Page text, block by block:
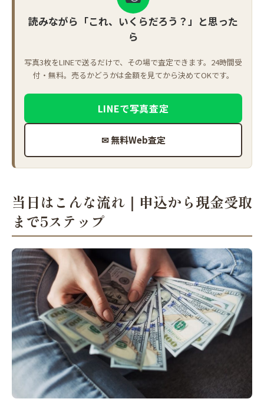
読みながら「これ、いくらだろう？」と思った
ら
写真3枚をLINEで送るだけで、その場で査定できます。24時間受
付・無料。売るかどうかは金額を見てから決めてOKです。
LINEで写真査定
✉ 無料Web査定
当日はこんな流れ｜申込から現金受取
まで5ステップ